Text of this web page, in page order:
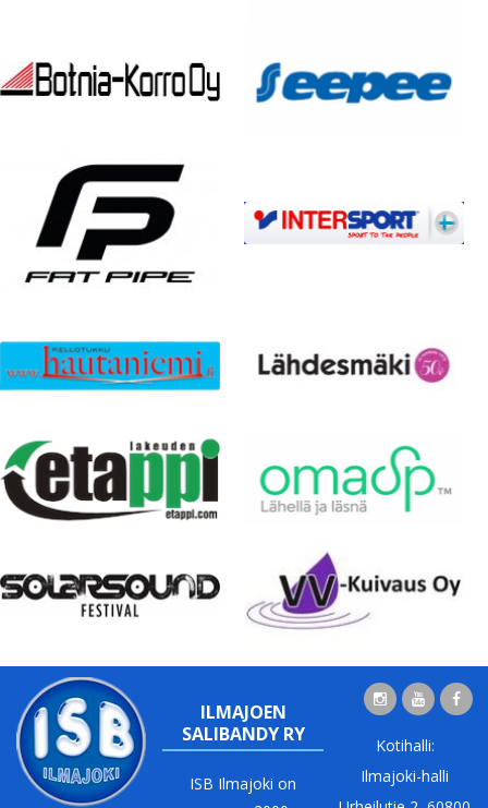
ILMAJOEN
SALIBANDY RY
ISB Ilmajoki on
Kotihalli:
Ilmajoki-halli